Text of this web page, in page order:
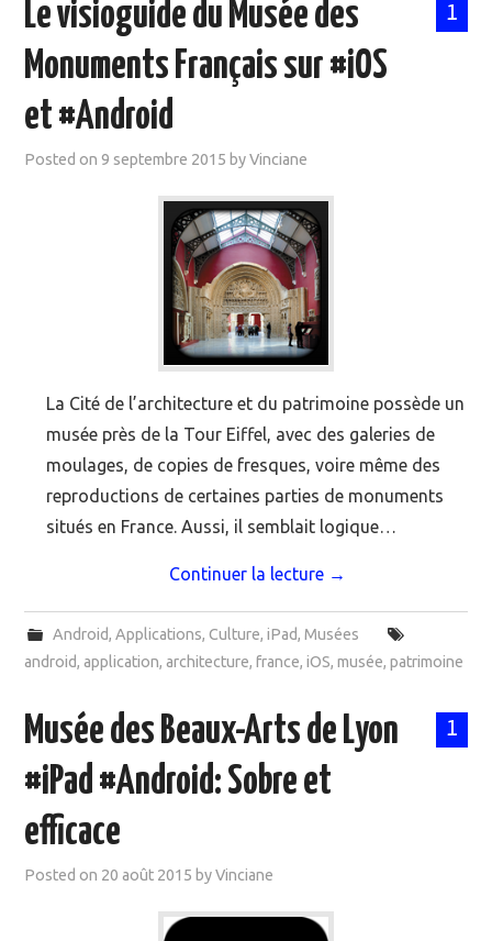
1
Le visioguide du Musée des
Monuments Français sur #iOS
et #Android
Posted on9 septembre 2015 byVinciane
La Cité de l’architecture et du patrimoine possède un
musée près de la Tour Eiffel, avec des galeries de
moulages, de copies de fresques, voire même des
reproductions de certaines parties de monuments
situés en France. Aussi, il semblait logique…
Continuer la lecture →
Android, Applications, Culture, iPad, Musées
android,application,architecture,france,iOS,musée,patrimoine
1
Musée des Beaux-Arts de Lyon
#iPad #Android: Sobre et
efficace
Posted on 20 août 2015 byVinciane